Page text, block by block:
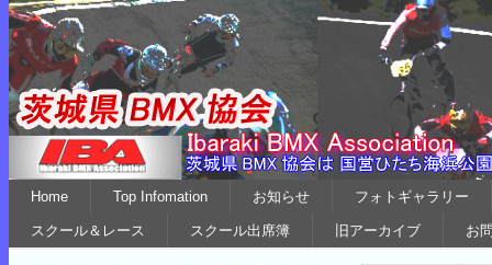
Home Top Infomation お知らせ フォトギャラリー
スクール＆レース スクール出席簿 旧アーカイブ お